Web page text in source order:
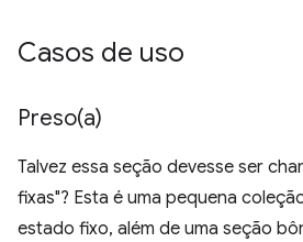
Casos de uso
Preso(a)
Talvez essa seção devesse ser
fixas"? Esta é uma pequena
estado fixo, além de uma seção